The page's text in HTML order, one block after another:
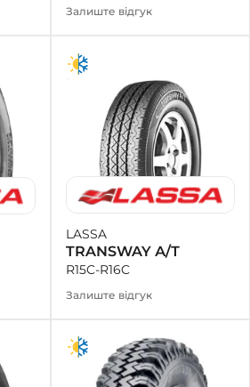
Залиште відгук
LASSA
TRANSWAY А/Т
R15C-R16C
Залиште відгук